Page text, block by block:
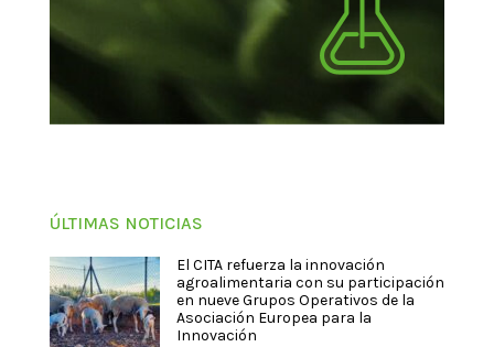
ÚLTIMAS NOTICIAS
El CITA refuerza la innovación
agroalimentaria con su participación
en nueve Grupos Operativos de la
Asociación Europea para la
Innovación